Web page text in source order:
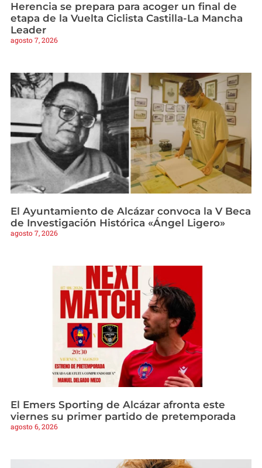
Herencia se prepara para acoger un final de
etapa de la Vuelta Ciclista Castilla-La Mancha
Leader
agosto 7, 2026
El Ayuntamiento de Alcázar convoca la V Beca
de Investigación Histórica «Ángel Ligero»
agosto 7, 2026
El Emers Sporting de Alcázar afronta este
viernes su primer partido de pretemporada
agosto 6, 2026